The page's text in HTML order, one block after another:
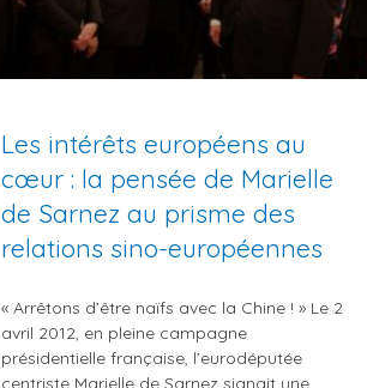
Les intérêts européens au
cœur : la pensée de Marielle
de Sarnez au prisme des
relations sino-européennes
« Arrêtons d’être naïfs avec la Chine ! » Le 2
avril 2012, en pleine campagne
présidentielle française, l’eurodéputée
centriste Marielle de Sarnez signait une